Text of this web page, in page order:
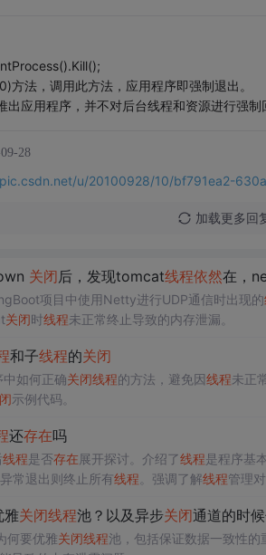
方法，调用此方法，应用程序即强制退出。
应用程序，并不对后台线程和资源进行强制
28
u/20100928/10/bf791ea2-
加载更多回
关闭后，发现tomcat线程依然在，
项目中使用Netty进行UDP通信时出现的
关闭时线程未正常终止导致的内存泄漏。
和子线程的关闭
中如何正确关闭线程的方法，避免因线程未正
示例代码。
还存在吗
线程是否存在展开探讨。介绍了线程是程序基
异常退出则终止所有线程 。强调了解线程管理
雅关闭线程池？以及异步关闭通道的时
何要优雅关闭线程池，包括保证数据一致性的